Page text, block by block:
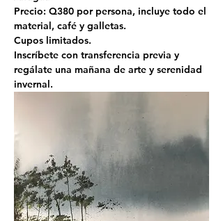
Precio: Q380 por persona, incluye todo el
material, café y galletas.
Cupos limitados.
Inscríbete con transferencia previa y
regálate una mañana de arte y serenidad
invernal.